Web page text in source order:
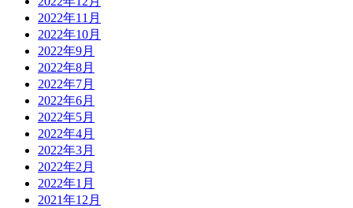
2022年11月
2022年10月
2022年9月
2022年8月
2022年7月
2022年6月
2022年5月
2022年4月
2022年3月
2022年2月
2022年1月
2021年12月